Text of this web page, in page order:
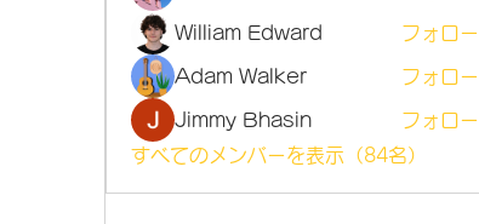
William Edward フォロー
Adam Walker フォロー
Jimmy Bhasin
フォロー
すべてのメンバーを表示（84名）